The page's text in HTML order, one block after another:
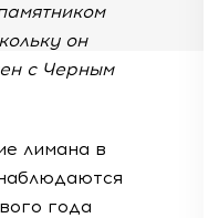
он
с Черным
лимана в
года